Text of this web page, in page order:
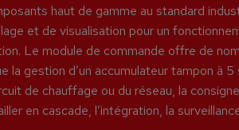
haut de gamme au standard
et de visualisation pour un
Le module de commande offre de
la gestion d’un accumulateur tampon à 5
de chauffage ou du réseau, la
en cascade, l’intégration, la